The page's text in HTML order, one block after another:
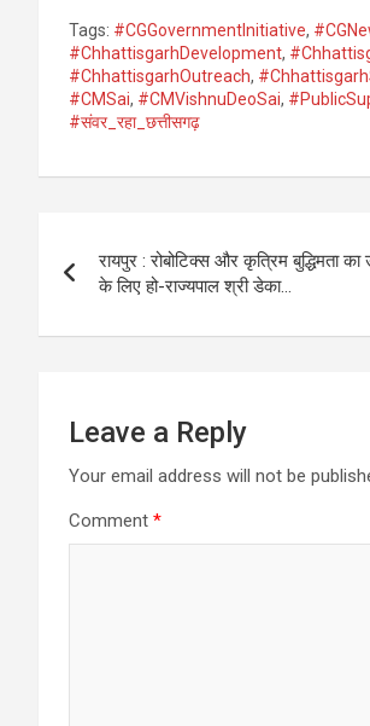
Tags: #CGGovernmentInitiative,
#ChhattisgarhDevelopment,
#ChhattisgarhOutreach,
#CMSai, #CMVishnuDeoSai,
#संवर_रहा_छत्तीसगढ़
navigation
रायपुर : रोबोटिक्स और कृत्रिम बुद्धिमता
के लिए हो-राज्यपाल श्री डेका…
Leave a Reply
Your email address will not be
Comment *